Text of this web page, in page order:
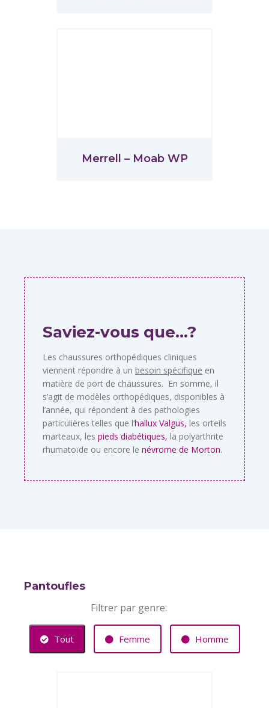
Merrell – Moab WP
Saviez-vous que…?
Les chaussures orthopédiques cliniques
viennent répondre à un besoin spécifique en
matière de port de chaussures. En somme, il
s’agit de modèles orthopédiques, disponibles à
l’année, qui répondent à des pathologies
particulières telles que l’hallux Valgus, les orteils
marteaux, les pieds diabétiques, la polyarthrite
rhumatoïde ou encore le névrome de Morton.
Pantoufles
Filtrer par genre:
Tout Femme Homme